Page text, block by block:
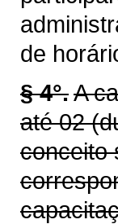
de
§ 4°.A
até 02
conceito